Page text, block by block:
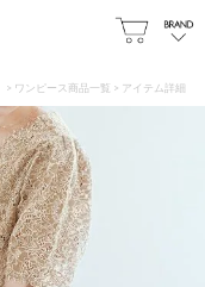
ワンピース商品一覧 アイテム詳細